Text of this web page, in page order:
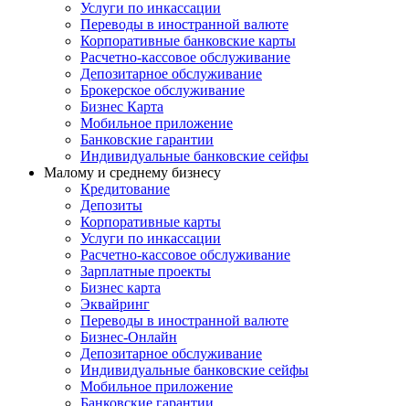
Услуги по инкассации
Переводы в иностранной валюте
Корпоративные банковские карты
Расчетно-кассовое обслуживание
Депозитарное обслуживание
Брокерское обслуживание
Бизнес Карта
Мобильное приложение
Банковские гарантии
Индивидуальные банковские сейфы
Малому и среднему бизнесу
Кредитование
Депозиты
Корпоративные карты
Услуги по инкассации
Расчетно-кассовое обслуживание
Зарплатные проекты
Бизнес карта
Эквайринг
Переводы в иностранной валюте
Бизнес-Онлайн
Депозитарное обслуживание
Индивидуальные банковские сейфы
Мобильное приложение
Банковские гарантии